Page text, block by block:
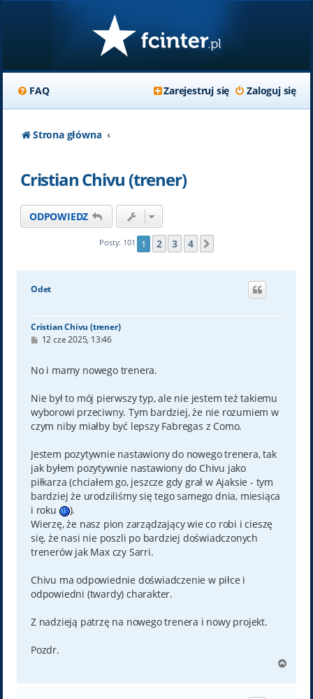
FAQ Zaloguj się
Zarejestruj się
Strona główna
Cristian Chivu (trener)
ODPOWIEDZ
Posty: 101 1 2 3 4
Odet
Cristian Chivu (trener)
P
t
12 cze 2025, 13:46
No i mamy nowego trenera.
Nie był to mój pierwszy typ, ale nie jestem też takiemu
wyborowi przeciwny. Tym bardziej, że nie rozumiem w
czym niby miałby być lepszy Fabregas z Como.
Jestem pozytywnie nastawiony do nowego trenera, tak
jak byłem pozytywnie nastawiony do Chivu jako
piłkarza (chciałem go, jeszcze gdy grał w Ajaksie - tym
bardziej że urodziliśmy się tego samego dnia, miesiąca
i roku
).
Wierzę, że nasz pion zarządzający wie co robi i cieszę
się, że nasi nie poszli po bardziej doświadczonych
trenerów jak Max czy Sarri.
Chivu ma odpowiednie doświadczenie w piłce i
odpowiedni (twardy) charakter.
Z nadzieją patrzę na nowego trenera i nowy projekt.
Pozdr.
g